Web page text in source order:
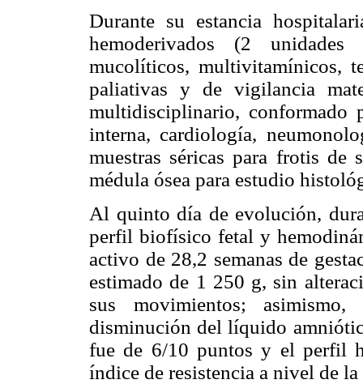
Durante su estancia
hemoderivados (2
mucolíticos, multivitamínicos,
paliativas y de vigilancia
multidisciplinario, conformado
interna, cardiología,
muestras séricas para frotis de
médula ósea para estudio
Al quinto día de evolución,
perfil biofísico fetal y
activo de 28,2 semanas de
estimado de 1 250 g, sin
sus movimientos;
disminución del líquido
fue de 6/10 puntos y el perfil
índice de resistencia a nivel de